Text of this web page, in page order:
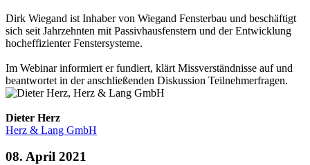
Dirk Wiegand ist Inhaber von Wiegand Fensterbau und beschäftigt
sich seit Jahrzehnten mit Passivhausfenstern und der Entwicklung
hocheffizienter Fenstersysteme.
Im Webinar informiert er fundiert, klärt Missverständnisse auf und
beantwortet in der anschließenden Diskussion Teilnehmerfragen.
Dieter Herz
Herz & Lang GmbH
08. April 2021